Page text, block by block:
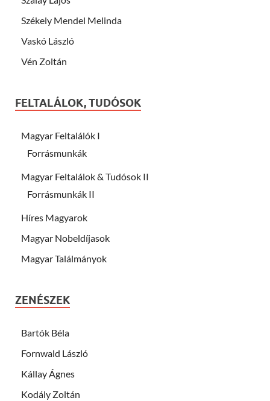
Székely Mendel Melinda
Vaskó László
Vén Zoltán
FELTALÁLOK, TUDÓSOK
Magyar Feltalálók I
Forrásmunkák
Magyar Feltalálok & Tudósok II
Forrásmunkák II
Híres Magyarok
Magyar Nobeldíjasok
Magyar Találmányok
ZENÉSZEK
Bartók Béla
Fornwald László
Kállay Ágnes
Kodály Zoltán